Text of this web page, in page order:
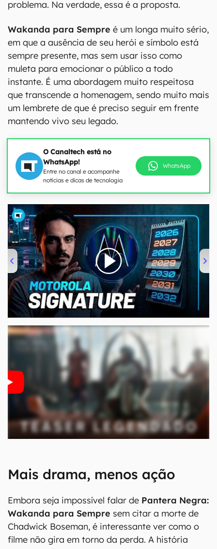
problema. Na verdade, essa é a proposta.
Wakanda para Sempre é um longa muito sério,
em que a ausência de seu herói e símbolo está
sempre presente, mas sem usar isso como
muleta para emocionar o público a todo
instante. É uma abordagem muito respeitosa
que transcende a homenagem, sendo muito mais
um lembrete de que é preciso seguir em frente
mantendo vivo seu legado.
O Canaltech está no
WhatsApp!
Entre no canal e acompanhe
notícias e dicas de tecnologia
WhatsApp
00:00/20:46
Mais drama, menos ação
Embora seja impossível falar de Pantera Negra:
Wakanda para Sempre sem citar a morte de
Chadwick Boseman, é interessante ver como o
filme não gira em torno da perda. A história